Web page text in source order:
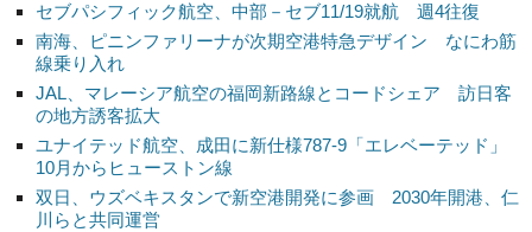
セブパシフィック航空、中部－セブ11/19就航 週4往復
南海、ピニンファリーナが次期空港特急デザイン なにわ筋
線乗り入れ
JAL、マレーシア航空の福岡新路線とコードシェア 訪日客
の地方誘客拡大
ユナイテッド航空、成田に新仕様787-9「エレベーテッド」
10月からヒューストン線
双日、ウズベキスタンで新空港開発に参画 2030年開港、仁
川らと共同運営